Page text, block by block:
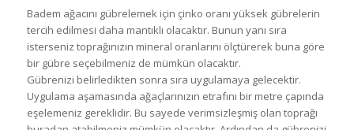
Badem ağacını gübrelemek için çinko oranı yüksek gübrelerin
tercih edilmesi daha mantıklı olacaktır. Bunun yanı sıra
isterseniz toprağınızın mineral oranlarını ölçtürerek buna göre
bir gübre seçebilmeniz de mümkün olacaktır.
Gübrenizi belirledikten sonra sıra uygulamaya gelecektir.
Uygulama aşamasında ağaçlarınızın etrafını bir metre çapında
eşelemeniz gereklidir. Bu sayede verimsizleşmiş olan toprağı